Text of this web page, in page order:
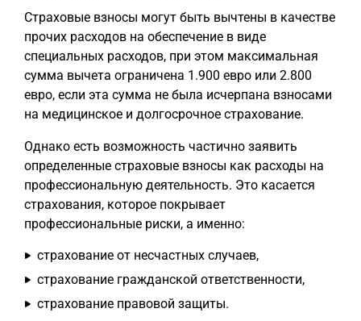
Страховые взносы могут быть вычтены в качестве
прочих расходов на обеспечение в виде
специальных расходов, при этом максимальная
сумма вычета ограничена 1.900 евро или 2.800
евро, если эта сумма не была исчерпана взносами
на медицинское и долгосрочное страхование.
Однако есть возможность частично заявить
определенные страховые взносы как расходы на
профессиональную деятельность. Это касается
страхования, которое покрывает
профессиональные риски, а именно:
страхование от несчастных случаев,
страхование гражданской ответственности,
страхование правовой защиты.